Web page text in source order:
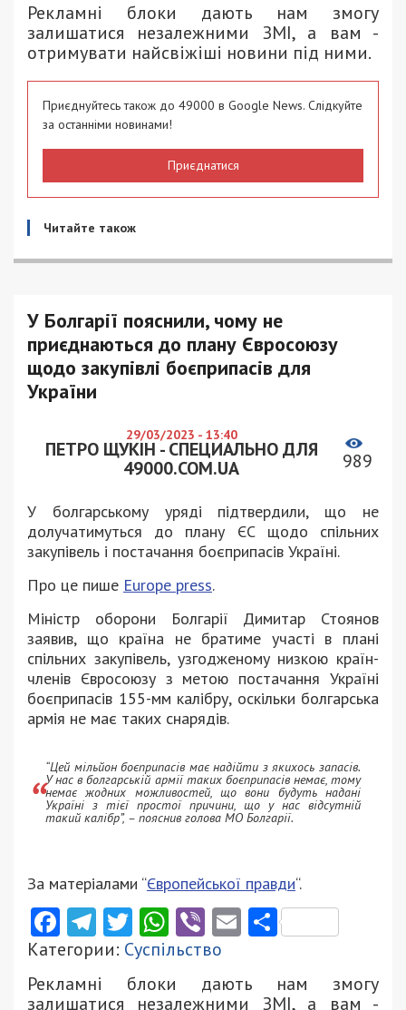
Рекламні блоки дають нам змогу
залишатися незалежними ЗМІ, а вам -
отримувати найсвіжіші новини під ними.
Приєднуйтесь також до 49000 в Google News. Слідкуйте
за останніми новинами!
Приєднатися
Читайте також
У Болгарії пояснили, чому не
приєднаються до плану Євросоюзу
щодо закупівлі боєприпасів для
України
29/03/2023 - 13:40
ПЕТРО ЩУКІН - СПЕЦИАЛЬНО ДЛЯ
49000.COM.UA
989
У болгарському уряді підтвердили, що не
долучатимуться до плану ЄС щодо спільних
закупівель і постачання боєприпасів Україні.
Про це пише Europe press.
Міністр оборони Болгарії Димитар Стоянов
заявив, що країна не братиме участі в плані
спільних закупівель, узгодженому низкою країн-
членів Євросоюзу з метою постачання Україні
боєприпасів 155-мм калібру, оскільки болгарська
армія не має таких снарядів.
“Цей мільйон боєприпасів має надійти з якихось запасів.
У нас в болгарській армії таких боєприпасів немає, тому
немає жодних можливостей, що вони будуть надані
Україні з тієї простої причини, що у нас відсутній
такий калібр”, – пояснив голова МО Болгарії.
За матеріалами “Європейської правди“.
Facebook
Telegram
Twitter
WhatsApp
ViberEmail
Категории: Суспільство
Рекламні блоки дають нам змогу
залишатися незалежними ЗМІ, а вам -